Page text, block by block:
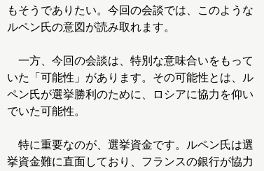
もそうでありたい。今回の会談では、このような
ルペン氏の意図が読み取れます。
一方、今回の会談は、特別な意味合いをもって
いた「可能性」があります。その可能性とは、ル
ペン氏が選挙勝利のために、ロシアに協力を仰い
でいた可能性。
特に重要なのが、選挙資金です。ルペン氏は選
挙資金難に直面しており、フランスの銀行が協力